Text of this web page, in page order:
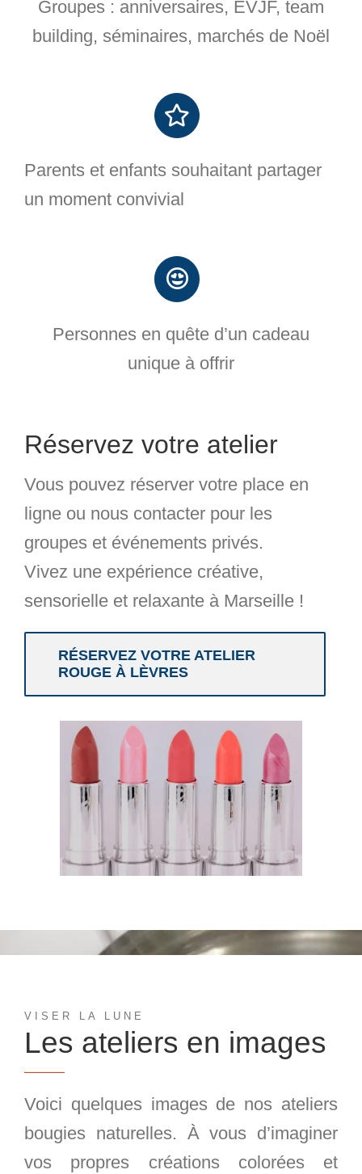
Groupes : anniversaires, EVJF, team
building, séminaires, marchés de Noël
Parents et enfants souhaitant partager
un moment convivial
Personnes en quête d’un cadeau
unique à offrir
Réservez votre atelier
Vous pouvez réserver votre place en
ligne ou nous contacter pour les
groupes et événements privés.
Vivez une expérience créative,
sensorielle et relaxante à Marseille !
RÉSERVEZ VOTRE ATELIER
ROUGE À LÈVRES
VISER LA LUNE
Les ateliers en images
Voici quelques images de nos ateliers
bougies naturelles. À vous d’imaginer
vos propres créations colorées et